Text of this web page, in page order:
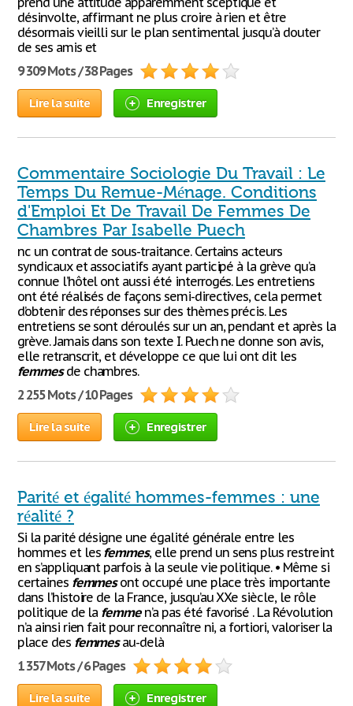
désinvolte, affirmant ne plus croire à rien et être
désormais vieilli sur le plan sentimental jusqu’à douter
de ses amis et
9 309 Mots / 38 Pages
Lire la suite Enregistrer
Commentaire Sociologie Du Travail : Le
Temps Du Remue-Ménage. Conditions
d'Emploi Et De Travail De Femmes De
Chambres Par Isabelle Puech
nc un contrat de sous-traitance. Certains acteurs
syndicaux et associatifs ayant participé à la grève qu’a
connue l’hôtel ont aussi été interrogés. Les entretiens
ont été réalisés de façons semi-directives, cela permet
d’obtenir des réponses sur des thèmes précis. Les
entretiens se sont déroulés sur un an, pendant et après la
grève. Jamais dans son texte I. Puech ne donne son avis,
elle retranscrit, et développe ce que lui ont dit les
femmesde chambres.
2 255 Mots / 10 Pages
Lire la suite Enregistrer
Parité et égalité hommes-femmes : une
réalité ?
Si la parité désigne une égalité générale entre les
hommes et les femmes, elle prend un sens plus restreint
en s’appliquant parfois à la seule vie politique. • Même si
certaines femmesont occupé une place très importante
dans l’histoire de la France, jusqu’au XXe siècle, le rôle
politique de la femmen’a pas été favorisé . La Révolution
n’a ainsi rien fait pour reconnaître ni, a fortiori, valoriser la
place des femmesau-delà
1 357 Mots / 6 Pages
Lire la suite Enregistrer